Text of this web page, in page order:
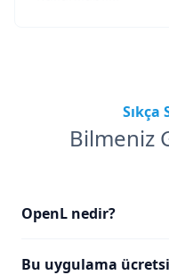
Bilmeniz
OpenL nedir?
Bu uygulama